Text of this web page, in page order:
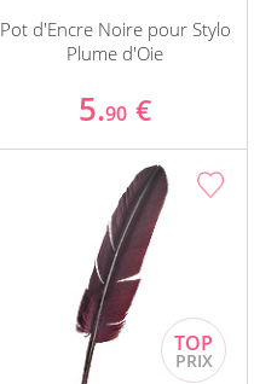
Pot d'Encre Noire pour Stylo
Plume d'Oie
5.90 €